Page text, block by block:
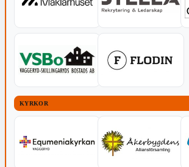
KYRKOR